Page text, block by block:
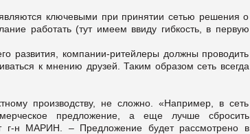
ключевыми при принятии сетью решения о
работать (тут имеем ввиду гибкость, в первую
развития, компании-ритейлеры должны проводить
к мнению друзей. Таким образом сеть всегда
производству, не сложно. «Например, в сеть
предложение, а еще лучше сбросить
г-н МАРИН. – Предложение будет рассмотрено в